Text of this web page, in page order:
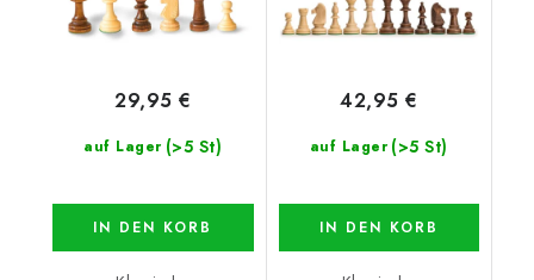
auf Lager (>5 St)
29,95 €
IN DEN KORB
auf Lager (>5 St)
42,95 €
IN DEN KORB